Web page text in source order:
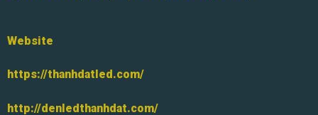
Website
https://thanhdatled.com/
http://denledthanhdat.com/